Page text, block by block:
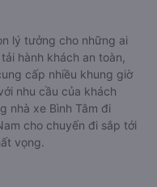
lý tưởng cho những ai
hành khách an toàn,
cấp nhiều khung giờ
nhu cầu của khách
nhà xe Bình Tâm đi
cho chuyến đi sắp tới
vọng.